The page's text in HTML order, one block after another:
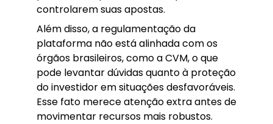
controlarem suas apostas.
Além disso, a regulamentação da
plataforma não está alinhada com os
órgãos brasileiros, como a CVM, o que
pode levantar dúvidas quanto à proteção
do investidor em situações desfavoráveis.
Esse fato merece atenção extra antes de
movimentar recursos mais robustos.